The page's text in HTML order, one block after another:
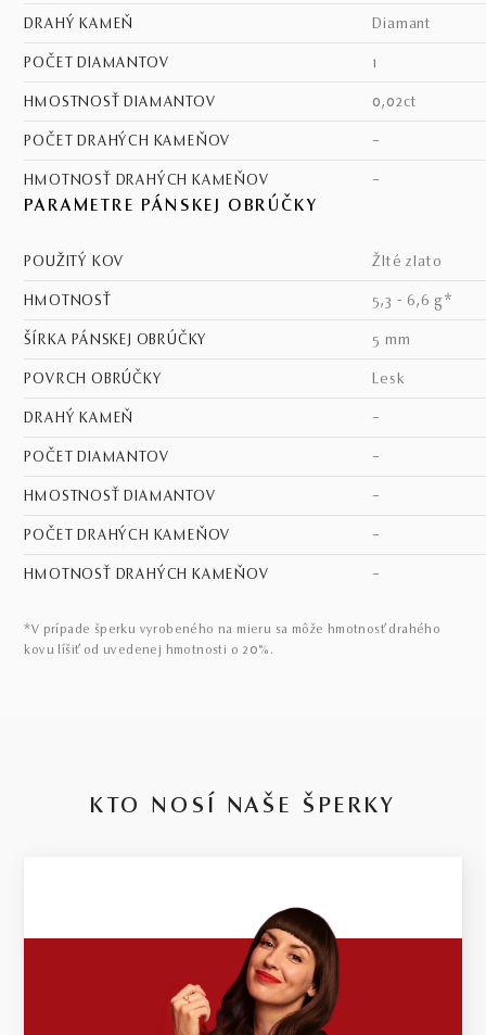
DRAHÝ KAMEŇ diamant
POČET DIAMANTOV 1
HMOSTNOSŤ DIAMANTOV 0,02ct
POČET DRAHÝCH KAMEŇOV –
HMOTNOSŤ DRAHÝCH KAMEŇOV –
PARAMETRE PÁNSKEJ OBRÚČKY
POUŽITÝ KOV žlté zlato
HMOTNOSŤ 5,3 - 6,6 g*
ŠÍRKA PÁNSKEJ OBRÚČKY 5 mm
POVRCH OBRÚČKY lesk
DRAHÝ KAMEŇ –
POČET DIAMANTOV –
HMOSTNOSŤ DIAMANTOV –
POČET DRAHÝCH KAMEŇOV –
HMOTNOSŤ DRAHÝCH KAMEŇOV –
*V prípade šperku vyrobeného na mieru sa môže hmotnosť drahého
kovu líšiť od uvedenej hmotnosti o 20%.
KTO NOSÍ NAŠE ŠPERKY